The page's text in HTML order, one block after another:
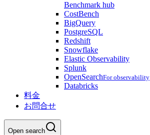
Benchmark hub
CostBench
BigQuery
PostgreSQL
Redshift
Snowflake
Elastic Observability
Splunk
OpenSearchFor observability
Databricks
料金
お問合せ
Open search